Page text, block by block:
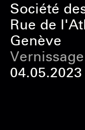
Société
Rue de
Genève
Vernissage